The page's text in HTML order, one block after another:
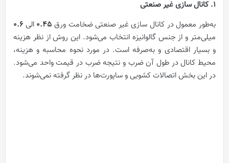
1. کانال سازی غیر صنعتی
به‌طور معمول در کانال سازی غیر صنعتی ضخامت ورق 0.45 الی 0.6
میلی‌متر و از جنس گالوانیزه انتخاب می‌شود. این روش از نظر هزینه
و بسیار اقتصادی و به‌صرفه است. در مورد نحوه محاسبه و هزینه،
محیط کانال در طول آن ضرب و نتیجه ضرب در قیمت واحد می‌شود.
در این بخش اتصالات کشویی و ساپورت‌ها در نظر گرفته نمی‌شوند.